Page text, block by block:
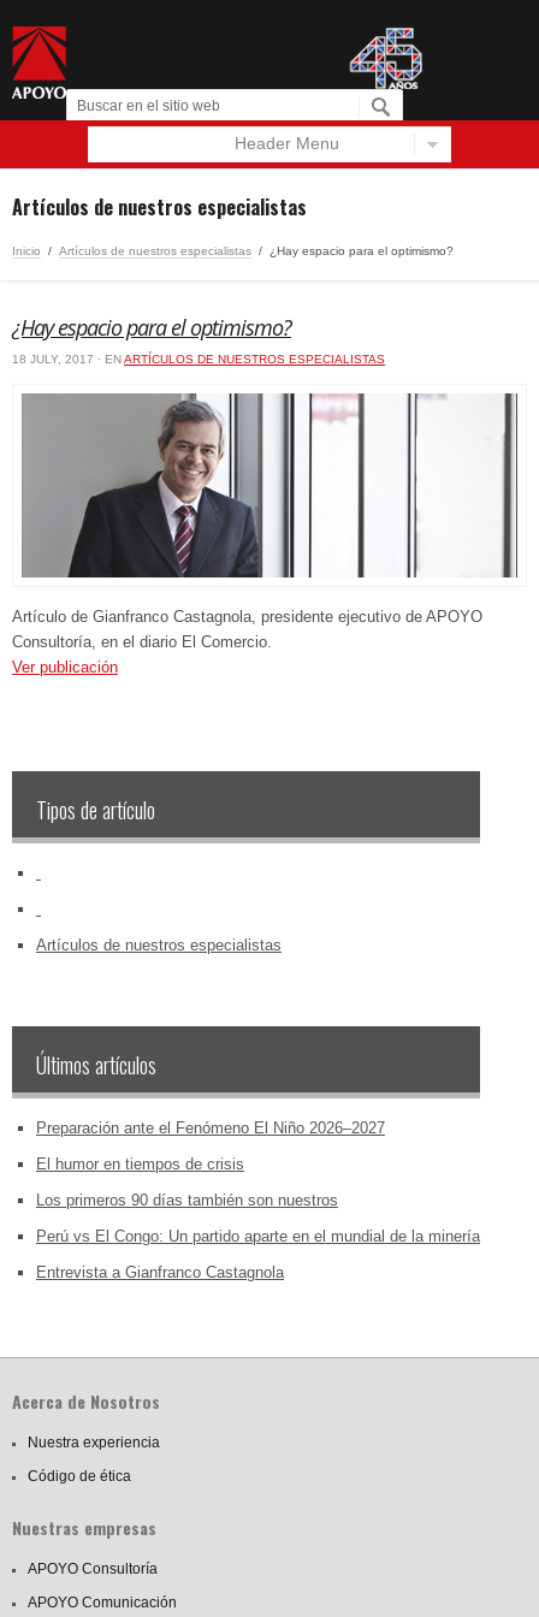
Header Menu
Artículos de nuestros especialistas
Inicio / Artículos de nuestros especialistas / ¿Hay espacio para el optimismo?
¿Hay espacio para el optimismo?
18 JULY, 2017 · ENARTÍCULOS DE NUESTROS ESPECIALISTAS
Artículo de Gianfranco Castagnola, presidente ejecutivo de APOYO
Consultoría, en el diario El Comercio.
Ver publicación
Tipos de artículo
Artículos de nuestros especialistas
Últimos artículos
Preparación ante el Fenómeno El Niño 2026–2027
El humor en tiempos de crisis
Los primeros 90 días también son nuestros
Perú vs El Congo: Un partido aparte en el mundial de la minería
Entrevista a Gianfranco Castagnola
Acerca de Nosotros
Nuestra experiencia
Código de ética
Nuestras empresas
APOYO Consultoría
APOYO Comunicación